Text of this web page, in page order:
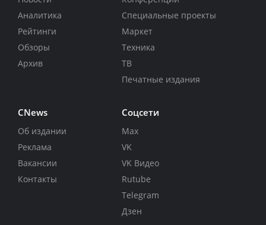
Аналитика
Рейтинги
Обзоры
Архив
Специальные проекты
Маркет
Техника
ТВ
Печатные издания
CNews
Об издании
Реклама
Вакансии
Контакты
Соцсети
Max
VK
VK Видео
Rutube
Telegram
Дзен